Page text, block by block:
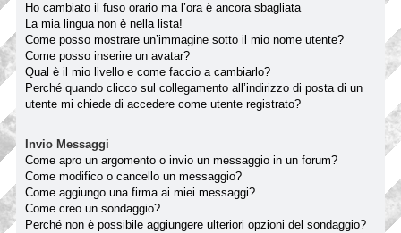
Ho cambiato il fuso orario ma l’ora è ancora sbagliata
La mia lingua non è nella lista!
Come posso mostrare un’immagine sotto il mio nome utente?
Come posso inserire un avatar?
Qual è il mio livello e come faccio a cambiarlo?
Perché quando clicco sul collegamento all’indirizzo di posta di un
utente mi chiede di accedere come utente registrato?
Invio Messaggi
Come apro un argomento o invio un messaggio in un forum?
Come modifico o cancello un messaggio?
Come aggiungo una firma ai miei messaggi?
Come creo un sondaggio?
Perché non è possibile aggiungere ulteriori opzioni del sondaggio?